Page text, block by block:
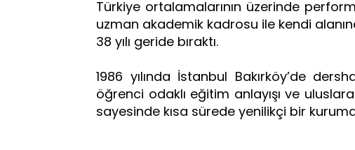
Türkiye ortalamalarının üzerinde
uzman akademik kadrosu ile kendi
38 yılı geride bıraktı.
1986 yılında İstanbul Bakırköy’de
öğrenci odaklı eğitim anlayışı ve
sayesinde kısa sürede yenilikçi bir